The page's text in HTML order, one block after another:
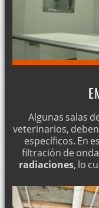
Algunas salas
veterinarios,
específicos. En
filtración de
radiaciones, lo